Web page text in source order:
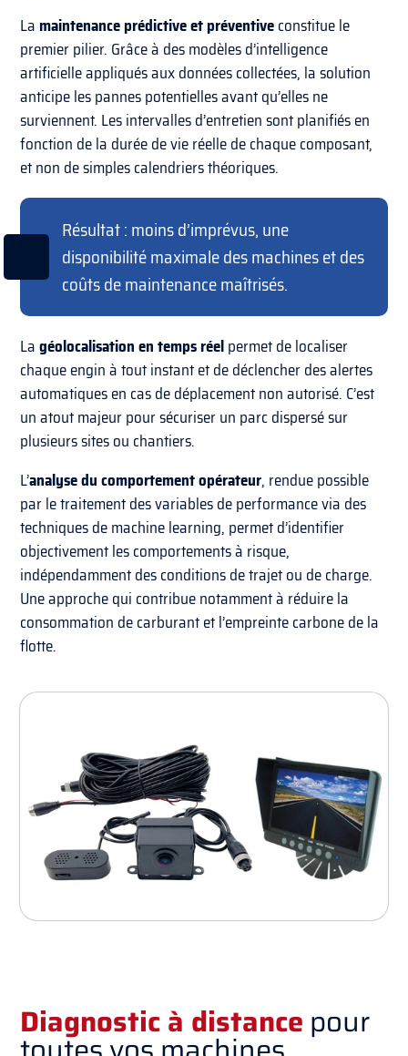
La maintenance prédictive et préventiveconstitue le
premier pilier. Grâce à des modèles d’intelligence
artificielle appliqués aux données collectées, la solution
anticipe les pannes potentielles avant qu’elles ne
surviennent. Les intervalles d’entretien sont planifiés en
fonction de la durée de vie réelle de chaque composant,
et non de simples calendriers théoriques.
Résultat : moins d’imprévus, une
disponibilité maximale des machines et des
coûts de maintenance maîtrisés.
Lagéolocalisation en temps réelpermet de localiser
chaque engin à tout instant et de déclencher des alertes
automatiques en cas de déplacement non autorisé. C’est
un atout majeur pour sécuriser un parc dispersé sur
plusieurs sites ou chantiers.
L’analyse du comportement opérateur, rendue possible
par le traitement des variables de performance via des
techniques de machine learning, permet d’identifier
objectivement les comportements à risque,
indépendamment des conditions de trajet ou de charge.
Une approche qui contribue notamment à réduire la
consommation de carburant et l’empreinte carbone de la
flotte.
Diagnostic à distance pour